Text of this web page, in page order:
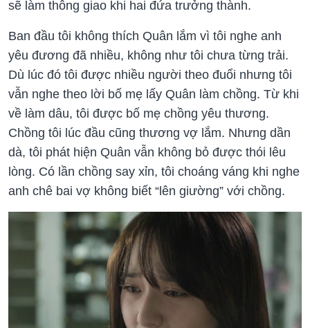
sẽ làm thông giao khi hai đứa trưởng thành.
Ban đầu tôi không thích Quân lắm vì tôi nghe anh
yêu đương đã nhiều, không như tôi chưa từng trải.
Dù lúc đó tôi được nhiều người theo đuổi nhưng tôi
vẫn nghe theo lời bố mẹ lấy Quân làm chồng. Từ khi
về làm dâu, tôi được bố mẹ chồng yêu thương.
Chồng tôi lúc đầu cũng thương vợ lắm. Nhưng dần
dà, tôi phát hiện Quân vẫn không bỏ được thói lêu
lòng. Có lần chồng say xỉn, tôi choáng váng khi nghe
anh chê bai vợ không biết “lên giường” với chồng.